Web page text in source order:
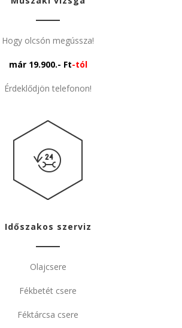
Hogy olcsón megússza!
már 19.900.- Ft-tól
Érdeklődjön telefonon!
Időszakos szerviz
Olajcsere
Fékbetét csere
Féktárcsa csere